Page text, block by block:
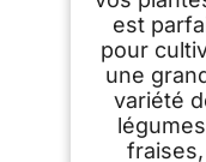
est
pour
une
variété
fraises,